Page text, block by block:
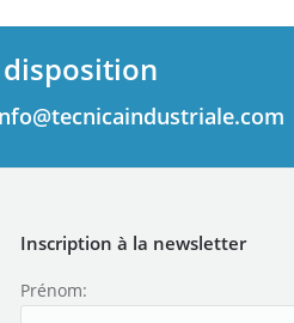
Inscription à la newsletter
Prénom: